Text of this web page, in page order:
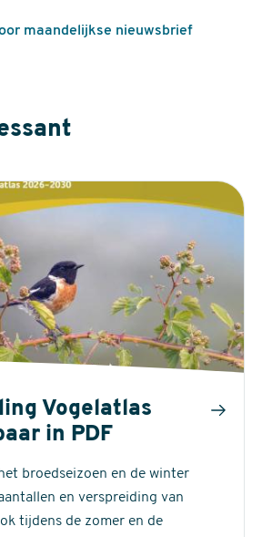
maandelijkse nieuwsbrief
Vogelatlas
in PDF
broedseizoen en de winter
en verspreiding van
tijdens de zomer en de